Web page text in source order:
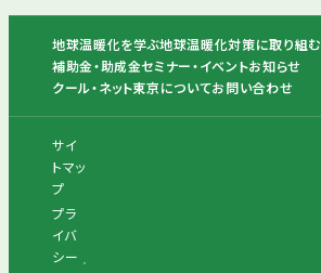
地球温暖化を学ぶ地球温暖化対策に取り組む
補助金・助成金セミナー・イベントお知らせ
クール・ネット東京についてお問い合わせ
サイ
トマッ
プ
プラ
イバ
シー